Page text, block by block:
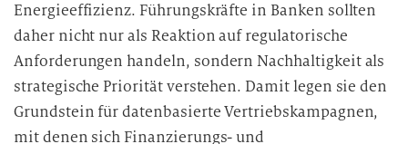
D
a
t
e
Energieeffizienz. Führungskräfte in Banken sollten
daher nicht nur als Reaktion auf regulatorische
Anforderungen handeln, sondern Nachhaltigkeit als
strategische Priorität verstehen. Damit legen sie den
Grundstein für datenbasierte Vertriebskampagnen,
mit denen sich Finanzierungs- und